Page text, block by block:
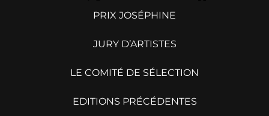
PRIX JOSÉPHINE
JURY D’ARTISTES
LE COMITÉ DE SÉLECTION
EDITIONS PRÉCÉDENTES